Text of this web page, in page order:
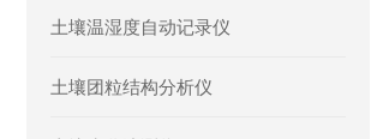
土壤温湿度自动记录仪
土壤团粒结构分析仪